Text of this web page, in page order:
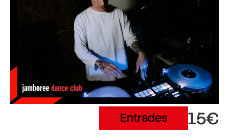
Entrades 15€